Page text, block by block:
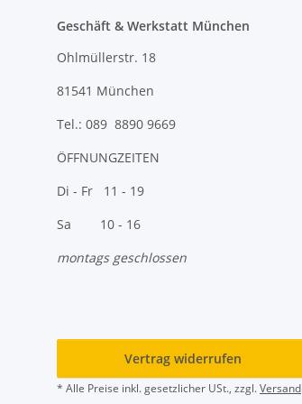
Geschäft & Werkstatt München
Ohlmüllerstr. 18
81541 München
Tel.: 089 8890 9669
ÖFFNUNGZEITEN
Di - Fr 11 - 19
Sa 10 - 16
montags geschlossen
Vertrag widerrufen
* Alle Preise inkl. gesetzlicher USt., zzgl.Versand